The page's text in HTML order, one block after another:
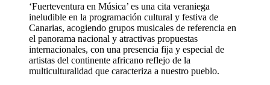
‘Fuerteventura en Música’ es una cita veraniega
ineludible en la programación cultural y festiva de
Canarias, acogiendo grupos musicales de referencia en
el panorama nacional y atractivas propuestas
internacionales, con una presencia fija y especial de
artistas del continente africano reflejo de la
multiculturalidad que caracteriza a nuestro pueblo.